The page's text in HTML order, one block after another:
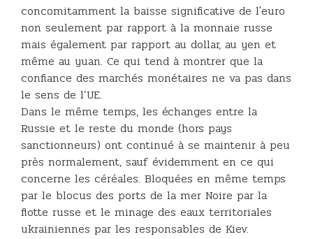
concomitamment la baisse significative de l'euro
non seulement par rapport à la monnaie russe
mais également par rapport au dollar, au yen et
même au yuan. Ce qui tend à montrer que la
confiance des marchés monétaires ne va pas dans
le sens de l’UE.
Dans le même temps, les échanges entre la
Russie et le reste du monde (hors pays
sanctionneurs) ont continué à se maintenir à peu
près normalement, sauf évidemment en ce qui
concerne les céréales. Bloquées en même temps
par le blocus des ports de la mer Noire par la
flotte russe et le minage des eaux territoriales
ukrainiennes par les responsables de Kiev.